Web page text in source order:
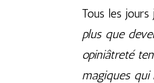
Tous les
plus que
opiniâtreté
magiques